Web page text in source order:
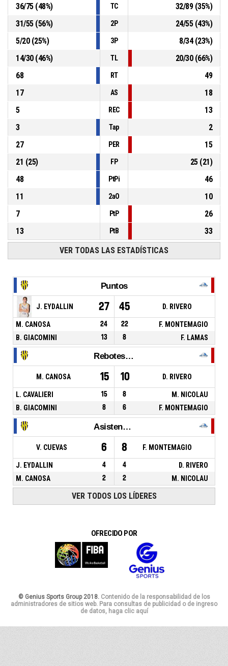
, Falta recibida
PR1 00:11 , Falta personal
36/75(48%) TC 32/89(35%)
31/55(56%) 2P 24/55(43%)
5/20(25%) 3P 8/34(23%)
14/30(46%) TL 20/30(66%)
68
RT
49
17
AS
18
5
REC
13
3
Tap
2
27
PER
15
21 (25) FP 25(21)
48
PtPi
46
11
2aO
10
7
PtP
26
13
PtB 33
VER TODAS LAS ESTADÍSTICAS
Puntos
J. EYDALLIN 27 45 D. RIVERO
M. CANOSA 24 22
F. MONTEMAGIO
B. GIACOMINI
13 8 F. LAMAS
Rebotes Totales
M. CANOSA 15 10 D. RIVERO
L. CAVALIERI 15 8
M. NICOLAU
B. GIACOMINI
8 6 F. MONTEMAGIO
Asistencias
V. CUEVAS 6 8 F. MONTEMAGIO
J. EYDALLIN 4 4
D. RIVERO
M. CANOSA
2 2 M. NICOLAU
VER TODOS LOS LÍDERES
OFRECIDO POR
© Genius Sports Group 2018. Contenido de la responsabilidad de los
administradores de sitios web. Para consultas de publicidad o de ingreso
de datos, haga clic aquí